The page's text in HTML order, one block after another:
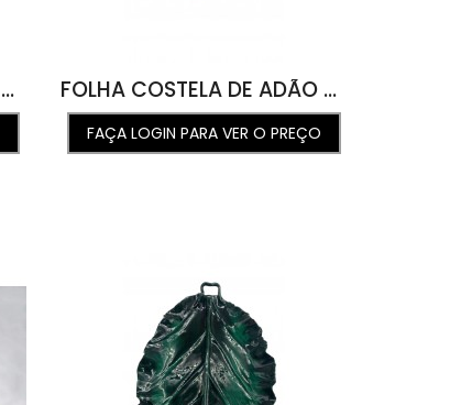
FOLHA COSTELA DE ADÃO G 42L X 52C X 10A FOLHA COSTELA DE ADÃO M VERDE ORLANDO NEW 28L X 41C X 6A
FAÇA LOGIN PARA VER O PREÇO